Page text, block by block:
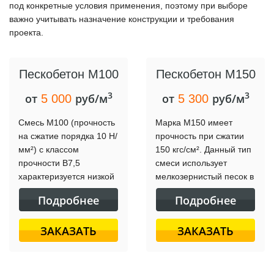
под конкретные условия применения, поэтому при выборе
важно учитывать назначение конструкции и требования
проекта.
Пескобетон М100
от5 000 руб/м3
Смесь М100 (прочность
на сжатие порядка 10 Н/
мм²) с классом
прочности В7,5
характеризуется низкой
прочностью, но полезна
в некоторых
конструкциях, где
требуется хорошая
обработка поверхности.
Подробнее
ЗАКАЗАТЬ
Пескобетон М150
от5 300 руб/м3
Марка М150 имеет
прочность при сжатии
150 кгс/см². Данный тип
смеси использует
мелкозернистый песок в
качестве заполнителя и
применяется для
строительства
небольших конструкций
и отделочных работ.
Подробнее
ЗАКАЗАТЬ